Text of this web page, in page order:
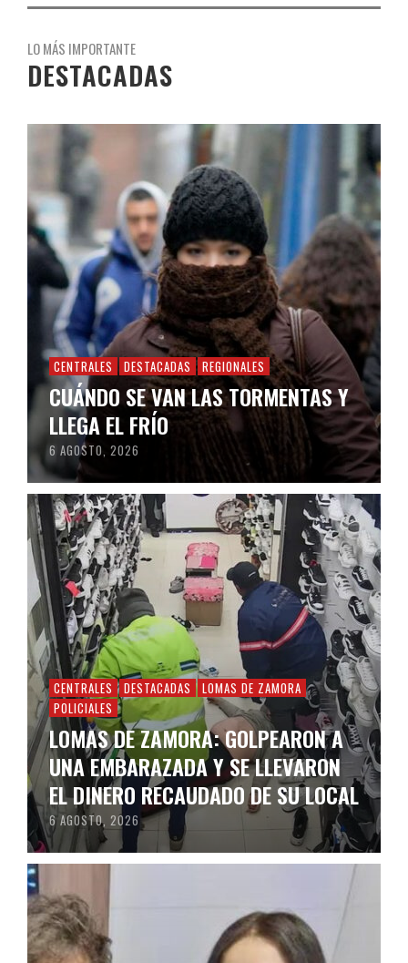
LO MÁS IMPORTANTE
DESTACADAS
CENTRALES DESTACADAS REGIONALES
CUÁNDO SE VAN LAS TORMENTAS Y
LLEGA EL FRÍO
6 AGOSTO, 2026
CENTRALES DESTACADAS
LOMAS DE ZAMORA
POLICIALES
LOMAS DE ZAMORA: GOLPEARON A
UNA EMBARAZADA Y SE LLEVARON
EL DINERO RECAUDADO DE SU LOCAL
6 AGOSTO, 2026